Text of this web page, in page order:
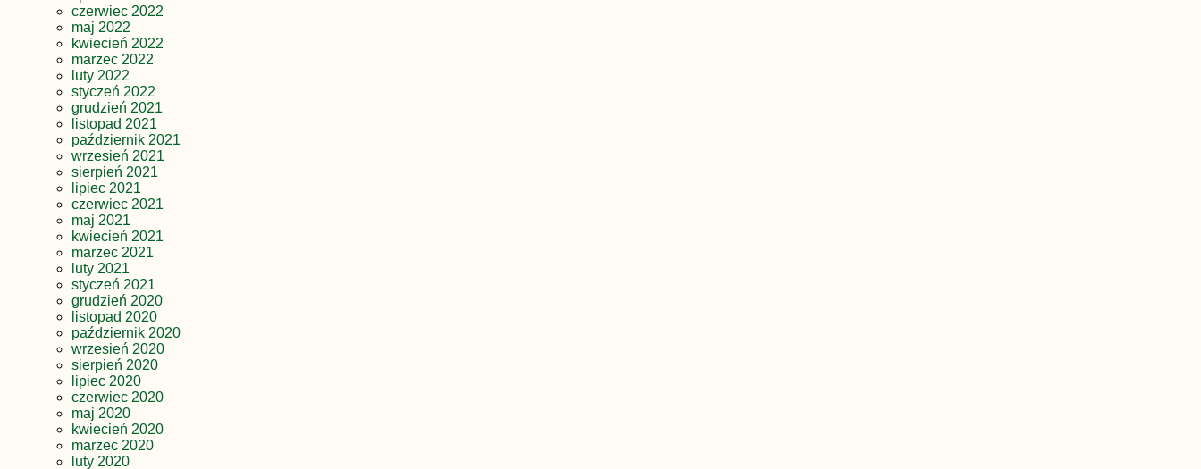
czerwiec 2022
maj 2022
kwiecień 2022
marzec 2022
luty 2022
styczeń 2022
grudzień 2021
listopad 2021
październik 2021
wrzesień 2021
sierpień 2021
lipiec 2021
czerwiec 2021
maj 2021
kwiecień 2021
marzec 2021
luty 2021
styczeń 2021
grudzień 2020
listopad 2020
październik 2020
wrzesień 2020
sierpień 2020
lipiec 2020
czerwiec 2020
maj 2020
kwiecień 2020
marzec 2020
luty 2020